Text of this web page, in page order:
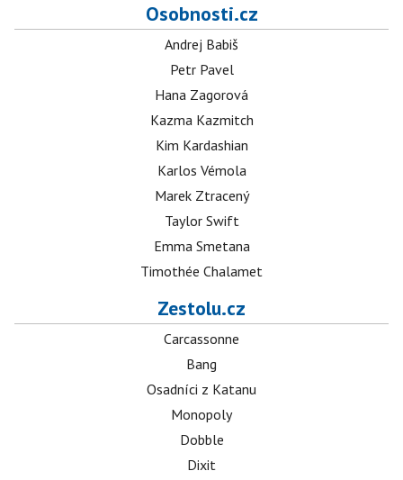
Osobnosti.cz
Andrej Babiš
Petr Pavel
Hana Zagorová
Kazma Kazmitch
Kim Kardashian
Karlos Vémola
Marek Ztracený
Taylor Swift
Emma Smetana
Timothée Chalamet
Zestolu.cz
Carcassonne
Bang
Osadníci z Katanu
Monopoly
Dobble
Dixit